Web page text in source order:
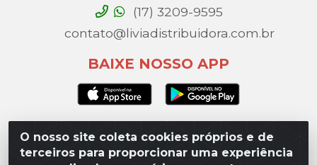
O nosso site coleta cookies próprios e de
terceiros para proporcionar uma experiência
(17) 3209-9595
contato@liviadistribuidora.com.br
BAIXE NOSSO APP
Lívia Distribuidora - Av. Percy Gandini, 329 – Vila
Toninho, São José do Rio Preto / SP - CEP 15077-000 -